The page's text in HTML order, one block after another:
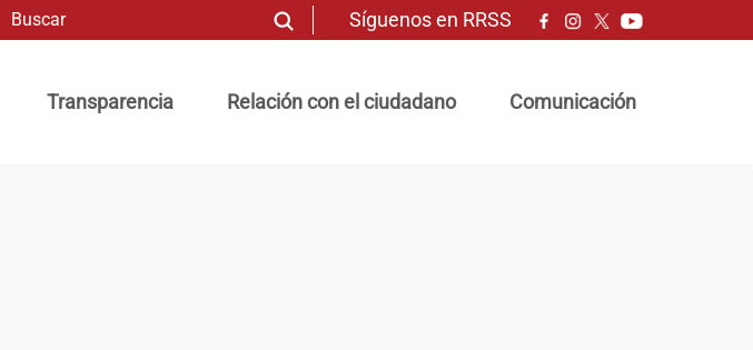
Síguenos en RRSS
Transparencia Relación con el ciudadano Comunicación